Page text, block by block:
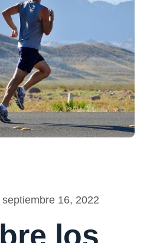
septiembre 16, 2022
los